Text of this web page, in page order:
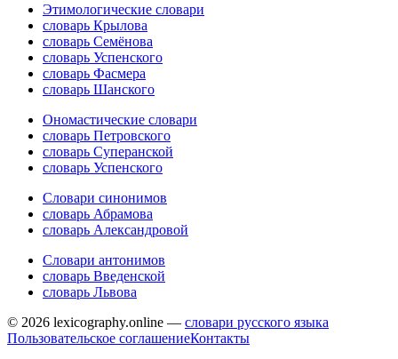
Этимологические словари
словарь Крылова
словарь Семёнова
словарь Успенского
словарь Фасмера
словарь Шанского
Ономастические словари
словарь Петровского
словарь Суперанской
словарь Успенского
Словари синонимов
словарь Абрамова
словарь Александровой
Словари антонимов
словарь Введенской
словарь Львова
© 2026 lexicography.online — словари русского языка
Пользовательское соглашениеКонтакты